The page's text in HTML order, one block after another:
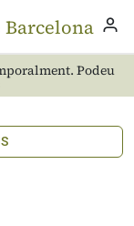
Podeu